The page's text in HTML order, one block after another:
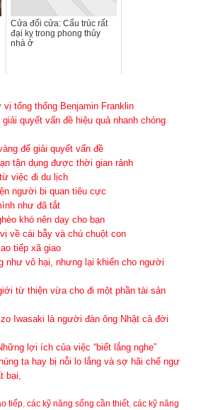
Cửa đối cửa: Cấu trúc rất
đại kỵ trong phong thủy
nhà ở
tổng thống Benjamin Franklin
quyết vấn đề hiệu quả nhanh chóng
để giải quyết vấn đề
tận dụng được thời gian rảnh
việc đi du lịch
người bi quan tiêu cực
như đã tắt
khó nên dạy cho bạn
về cái bẫy và chú chuột con
tiếp xã giao
như vô hại, nhưng lại khiến cho người
từ thiện vừa cho đi một phần tài sản
Iwasaki là người đàn ông Nhật cả đời
lợi ích của việc “biết lắng nghe”
ta hay bị nỗi lo lắng và sợ hãi chế ngự
bại,
tiếp, các kỹ năng sống cần thiết, các kỹ năng